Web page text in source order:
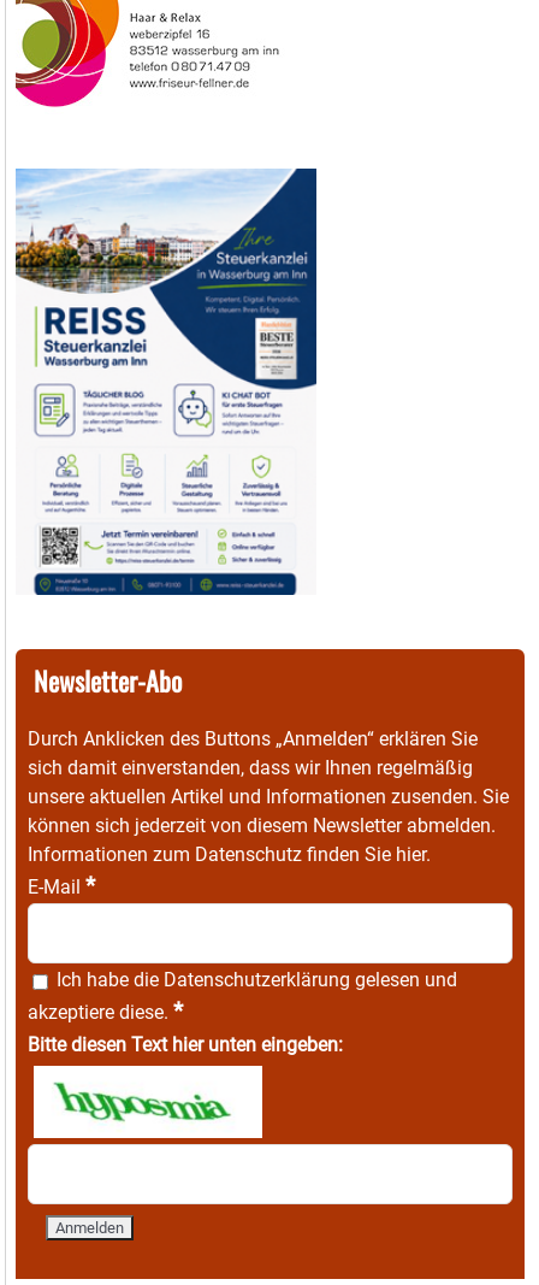
Newsletter-Abo
Durch Anklicken des Buttons „Anmelden“ erklären Sie
sich damit einverstanden, dass wir Ihnen regelmäßig
unsere aktuellen Artikel und Informationen zusenden. Sie
können sich jederzeit von diesem Newsletter abmelden.
Informationen zum Datenschutz finden Sie hier.
E-Mail *
Ich habe die Datenschutzerklärung gelesen und
akzeptiere diese. *
Bitte diesen Text hier unten eingeben: